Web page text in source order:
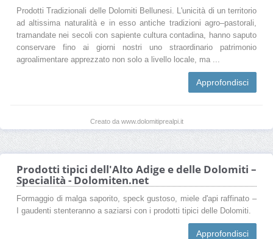
Prodotti Tradizionali delle Dolomiti Bellunesi. L'unicità di un territorio
ad altissima naturalità e in esso antiche tradizioni agro–pastorali,
tramandate nei secoli con sapiente cultura contadina, hanno saputo
conservare fino ai giorni nostri uno straordinario patrimonio
agroalimentare apprezzato non solo a livello locale, ma ...
Approfondisci
Creato da www.dolomitiprealpi.it
Prodotti tipici dell'Alto Adige e delle Dolomiti –
Specialità - Dolomiten.net
Formaggio di malga saporito, speck gustoso, miele d'api raffinato –
I gaudenti stenteranno a saziarsi con i prodotti tipici delle Dolomiti.
Approfondisci